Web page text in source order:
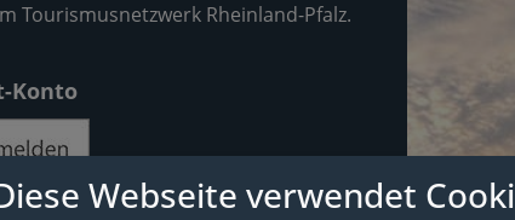
Tourismusnetzwerk Rheinland-Pfalz.
Konto
Webseite verwendet